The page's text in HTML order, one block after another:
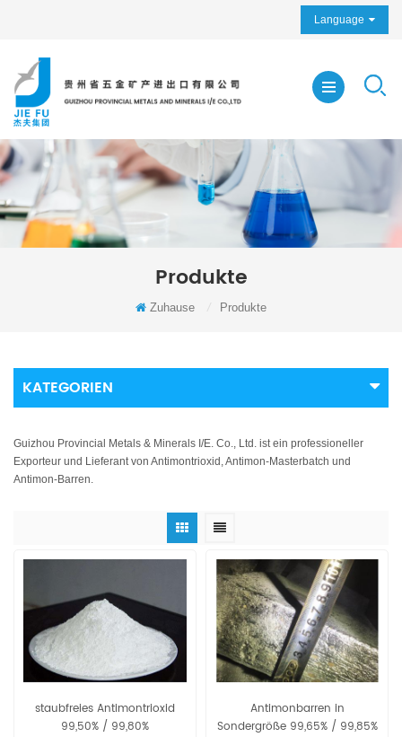
Language
Produkte
Zuhause Produkte
KATEGORIEN
Guizhou Provincial Metals & Minerals I/E. Co., Ltd. ist ein professioneller
Exporteur und Lieferant von Antimontrioxid, Antimon-Masterbatch und
Antimon-Barren.
staubfreies Antimontrioxid
99,50% / 99,80%
Antimonbarren in
Sondergröße 99,65% / 99,85%